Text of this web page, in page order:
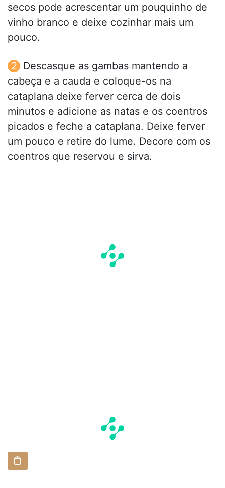
secos pode acrescentar um pouquinho de
vinho branco e deixe cozinhar mais um
pouco.
Descasque as gambas mantendo a
cabeça e a cauda e coloque-os na
cataplana deixe ferver cerca de dois
minutos e adicione as natas e os coentros
picados e feche a cataplana. Deixe ferver
um pouco e retire do lume. Decore com os
coentros que reservou e sirva.